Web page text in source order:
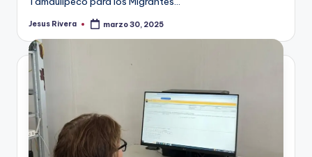
Publicado
Jesus Rivera marzo 30, 2025